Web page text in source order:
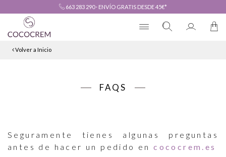
663 283 290· ENVÍO GRATIS DESDE 45€*
Volver a Inicio
FAQS
Seguramente tienes algunas preguntas
antes de hacer un pedido encococrem.es